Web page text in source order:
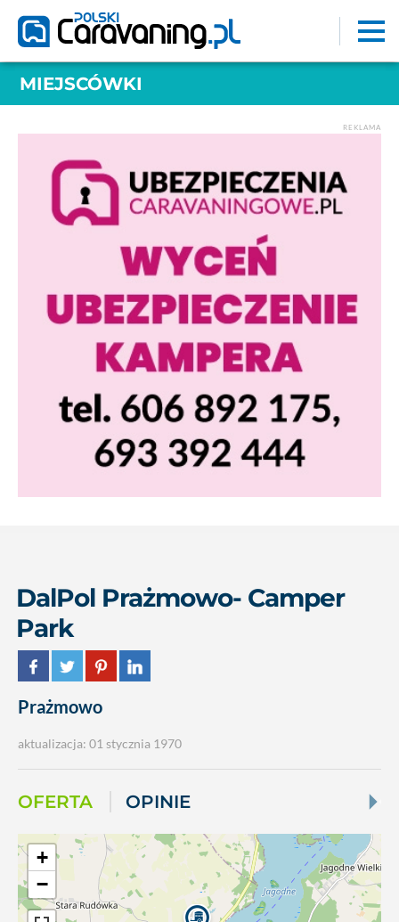
MIEJSCÓWKI
REKLAMA
DalPol Prażmowo- Camper
Park
Prażmowo
aktualizacja: 01 stycznia 1970
OFERTA OPINIE
+
−